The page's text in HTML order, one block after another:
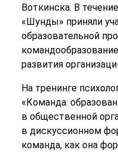
Воткинска. В
«Шунды» приняли
образовательной
развития
На тренинге
«Команда:
в общественной
в дискуссионном
команда, как она